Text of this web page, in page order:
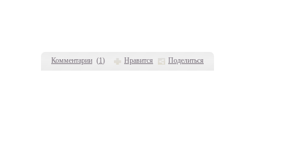
Комментарии (1) Нравится Поделиться